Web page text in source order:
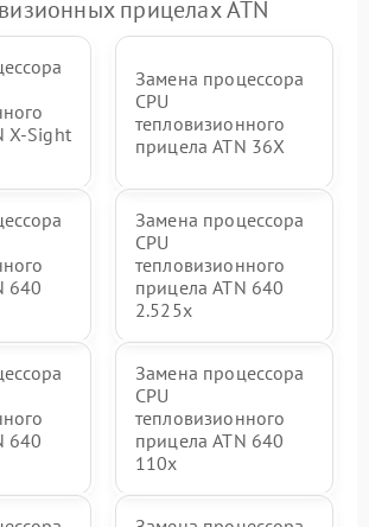
прицелах ATN
X‑Sight
Замена процессора
CPU
тепловизионного
прицела ATN 36X
640
Замена процессора
CPU
тепловизионного
прицела ATN 640
2.525x
640
Замена процессора
CPU
тепловизионного
прицела ATN 640
110x